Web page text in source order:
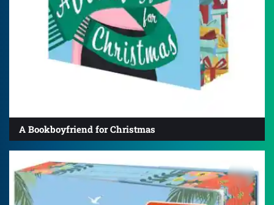
A Bookboyfriend for Christmas